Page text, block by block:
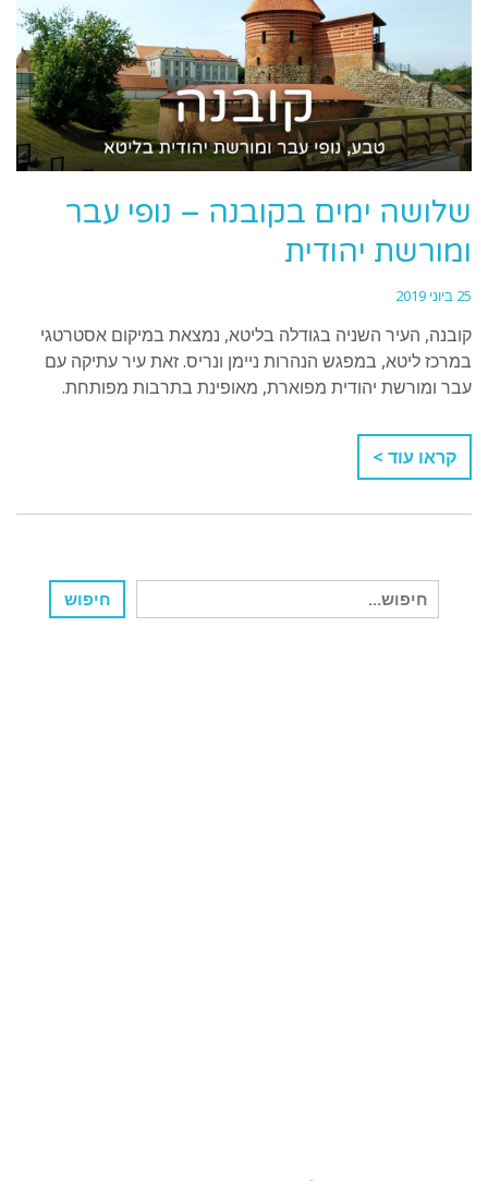
שלושה ימים בקובנה – נופי עבר
ומורשת יהודית
25 ביוני 2019
קובנה, העיר השניה בגודלה בליטא, נמצאת במיקום אסטרטגי
במרכז ליטא, במפגש הנהרות ניימן ונריס. זאת עיר עתיקה עם
עבר ומורשת יהודית מפוארת, מאופינת בתרבות מפותחת.
קראו עוד >
חיפוש
עבור:
חיפוש